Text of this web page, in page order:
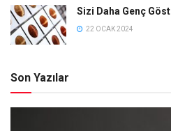
Sizi Daha Genç
22 OCAK 2024
Son Yazılar